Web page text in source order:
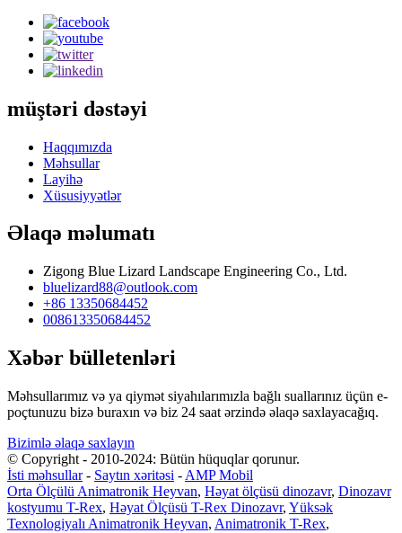
müştəri dəstəyi
Haqqımızda
Məhsullar
Layihə
Xüsusiyyətlər
Əlaqə məlumatı
Zigong Blue Lizard Landscape Engineering Co., Ltd.
bluelizard88@outlook.com
+86 13350684452
008613350684452
Xəbər bülletenləri
Məhsullarımız və ya qiymət siyahılarımızla bağlı suallarınız üçün e-
poçtunuzu bizə buraxın və biz 24 saat ərzində əlaqə saxlayacağıq.
Bizimlə əlaqə saxlayın
© Copyright - 2010-2024: Bütün hüquqlar qorunur.
İsti məhsullar- Saytın xəritəsi - AMP Mobil
Orta Ölçülü Animatronik Heyvan, Həyat ölçüsü dinozavr, Dinozavr
kostyumu T-Rex, Həyat Ölçüsü T-Rex Dinozavr, Yüksək
Texnologiyalı Animatronik Heyvan, Animatronik T-Rex,